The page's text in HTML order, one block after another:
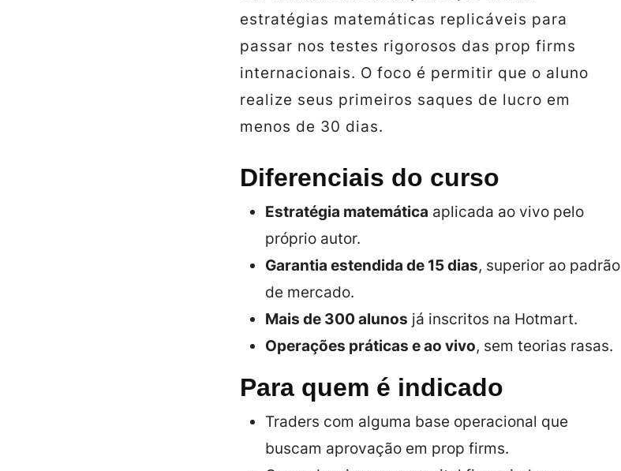
estratégias matemáticas replicáveis para
passar nos testes rigorosos das prop firms
internacionais. O foco é permitir que o aluno
realize seus primeiros saques de lucro em
menos de 30 dias.
Diferenciais do curso
Estratégia matemática aplicada ao vivo pelo
próprio autor.
Garantia estendida de 15 dias, superior ao padrão
de mercado.
Mais de 300 alunos já inscritos na Hotmart.
Operações práticas e ao vivo, sem teorias rasas.
Para quem é indicado
Traders com alguma base operacional que
buscam aprovação em prop firms.